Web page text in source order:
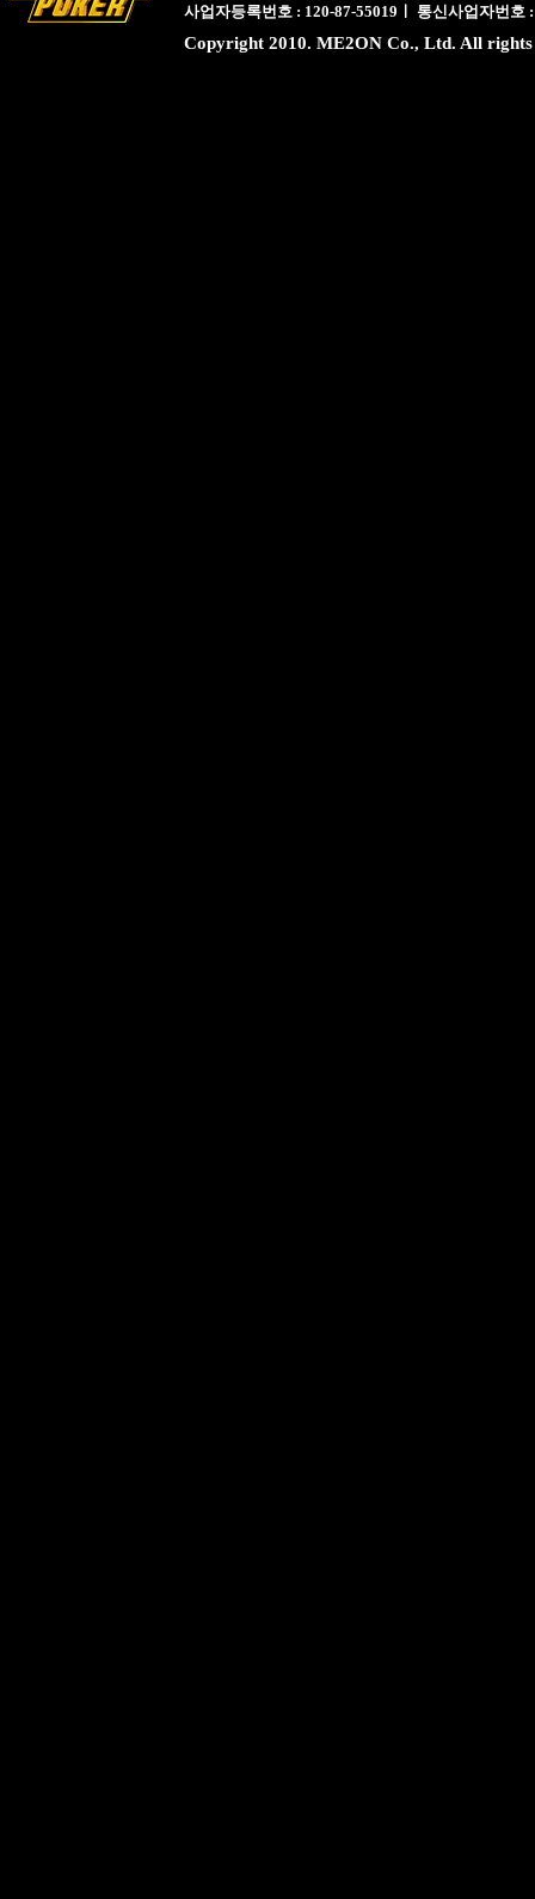
사업자등록번호 : 120-87-55019ㅣ 통신사업자번호
Copyright 2010. ME2ON Co., Ltd. All rights